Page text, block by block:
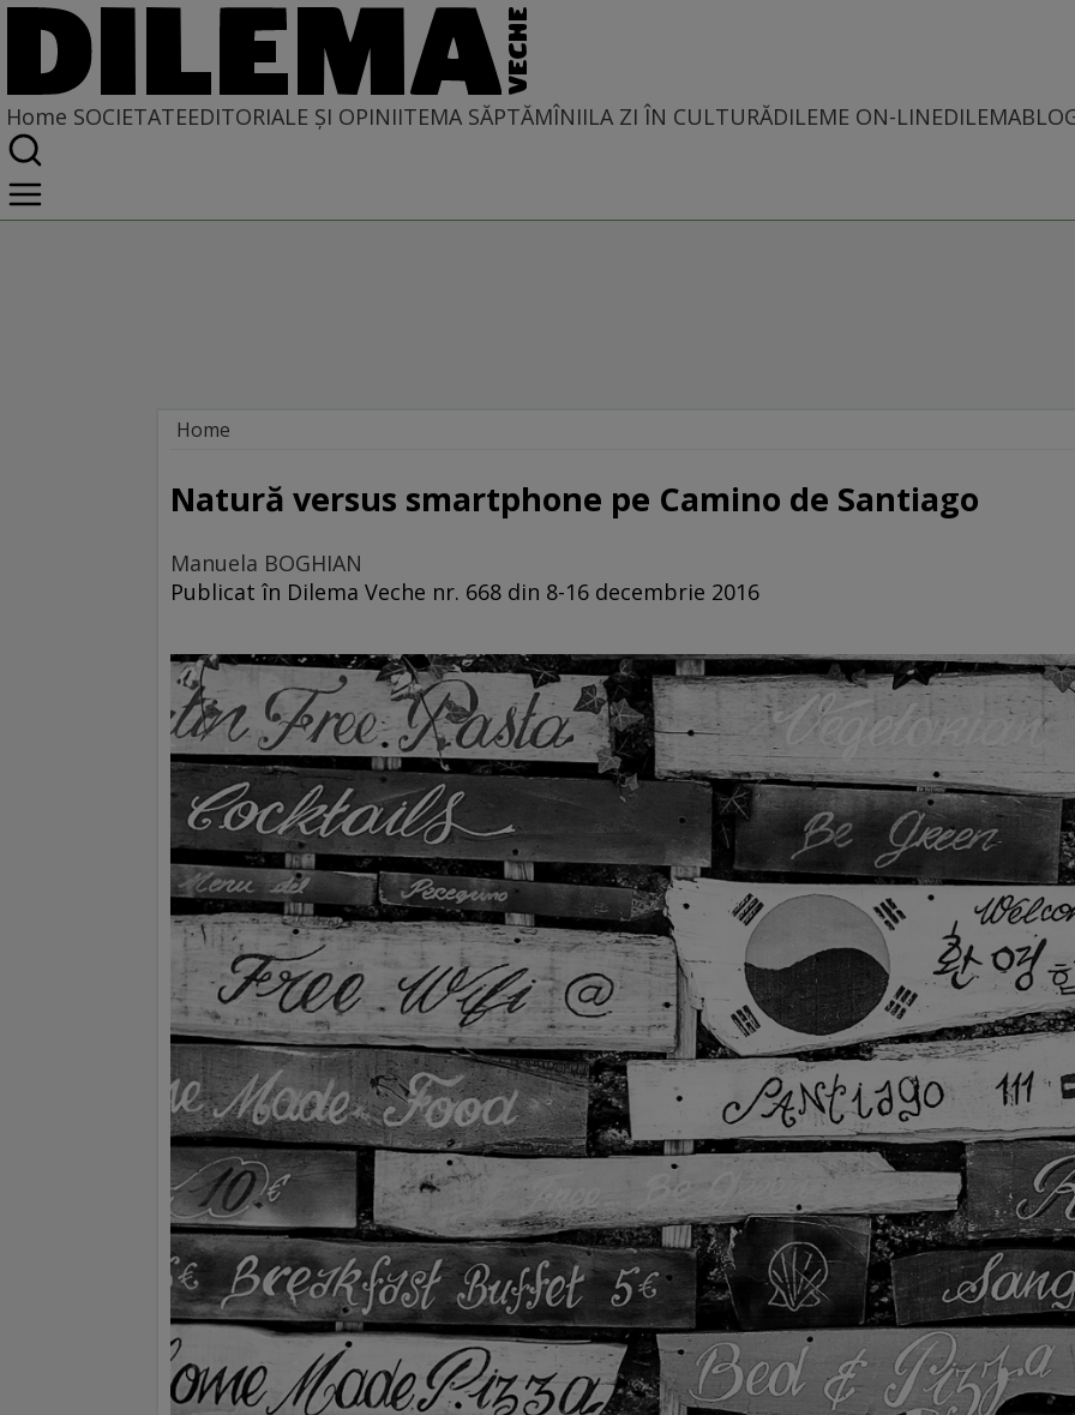
Home SOCIETATEEDITORIALE ȘI OPINIITEMA SĂPTĂMÎNIILA ZI ÎN CULTURĂDILEME ON-LINE
Home
Natură versus smartphone pe Camino de Santiago
Manuela BOGHIAN
Publicat în Dilema Veche nr. 668 din 8-16 decembrie 2016